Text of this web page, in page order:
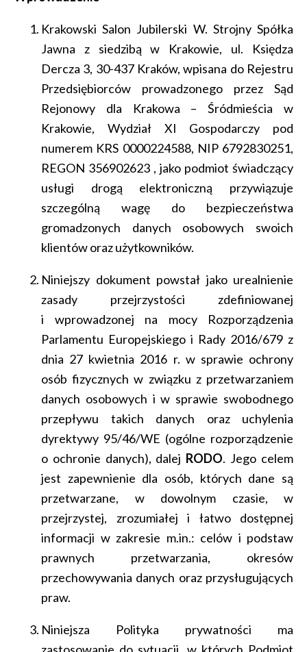
Krakowski Salon Jubilerski W. Strojny Spółka
Jawna z siedzibą w Krakowie, ul. Księdza
Dercza 3, 30-437 Kraków, wpisana do Rejestru
Przedsiębiorców prowadzonego przez Sąd
Rejonowy dla Krakowa – Śródmieścia w
Krakowie, Wydział XI Gospodarczy pod
numerem KRS 0000224588, NIP 6792830251,
REGON 356902623 , jako podmiot świadczący
usługi drogą elektroniczną przywiązuje
szczególną wagę do bezpieczeństwa
gromadzonych danych osobowych swoich
klientów oraz użytkowników.
Niniejszy dokument powstał jako urealnienie
zasady przejrzystości zdefiniowanej
i wprowadzonej na mocy Rozporządzenia
Parlamentu Europejskiego i Rady 2016/679 z
dnia 27 kwietnia 2016 r. w sprawie ochrony
osób fizycznych w związku z przetwarzaniem
danych osobowych i w sprawie swobodnego
przepływu takich danych oraz uchylenia
dyrektywy 95/46/WE (ogólne rozporządzenie
o ochronie danych), dalej RODO. Jego celem
jest zapewnienie dla osób, których dane są
przetwarzane, w dowolnym czasie, w
przejrzystej, zrozumiałej i łatwo dostępnej
informacji w zakresie m.in.: celów i podstaw
prawnych przetwarzania, okresów
przechowywania danych oraz przysługujących
praw.
Niniejsza Polityka prywatności ma
Top Time
Longines PrimaLuna
Longines Conquest
The Longines Elegant Collection
Longines Conquest Classic
Longines Legend Diver Watch
Longines Legend Diver Watch
Longines Conquest Classic
Longines Heritage
Longines HydroConquest
Longines La Grande Classique
Longines Master Collection
The Longines Elegant Collection
Tissot Carson Lady
Tissot PRX Powermatic 80
Tissot T-GOLD
Tissot Everytime
Tissot PR 100
Tissot Tradition
Tissot PRX Quartz
Tissot Gentleman Powermatic 80 Open Heart
Zegarki Atlantic
⌚ Prezenty dla Niego
Złote zegarki
Stalowe Zegarki
Zegarki Mechaniczne
Zegarki na Bransolecie
zegarki powyżej 100000 zł